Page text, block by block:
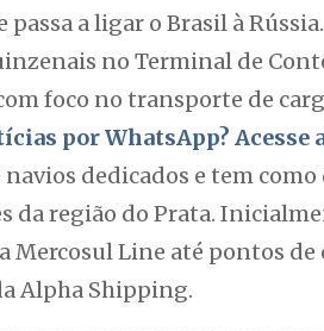
a ligar o Brasil à
no Terminal de
foco no transporte de
por WhatsApp? Acesse
dedicados e tem
da região do Prata.
Mercosul Line até pontos de
Alpha Shipping.